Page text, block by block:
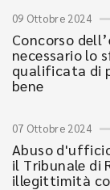
09 Ottobre 2024
Concorso
necessario lo
qualificata di
bene
07 Ottobre 2024
Abuso
il Tribunale di
illegittimità